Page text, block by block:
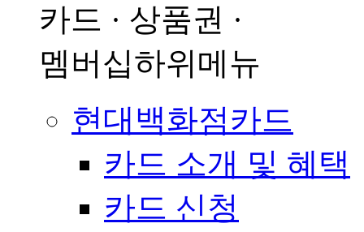
카드 · 상품권 ·
멤버십하위메뉴
현대백화점카드
카드 소개 및 혜택
카드 신청